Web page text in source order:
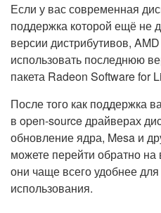
Если у вас современная
поддержка которой ещё не
версии дистрибутивов,
использовать последнюю
пакета Radeon Software for
После того как поддержка
в open-source драйверах
обновление ядра, Mesa и
можете перейти обратно
они чаще всего удобнее
использования.